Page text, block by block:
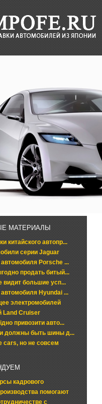
МАТЕРИАЛЫ
китайского автопр...
серии Jaguar
Porsche ...
продать битый...
видит большие усп...
Hyundai ...
электромобилей
Land Cruiser
привозити авто...
должны быть шины д...
cars, но не совсем
кадрового
помогают
с